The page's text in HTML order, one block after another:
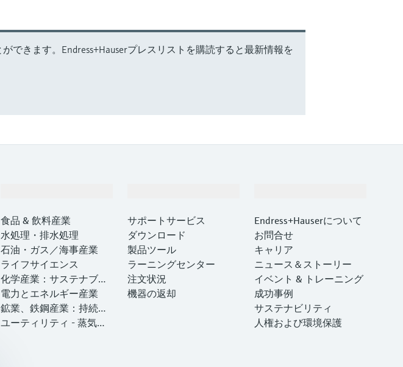
きます。Endress+Hauserプレスリストを購読すると最新情報を
食品 & 飲料産業
水処理・排水処理
石油・ガス／海事産業
ライフサイエンス
化学産業：サステナブル
な成功のパートナー
電力とエネルギー産業
鉱業、鉄鋼産業：持続可
能な未来を引き出す
ユーティリティ - 蒸気ソ
サポートサービス
ダウンロード
製品ツール
ラーニングセンター
注文状況
機器の返却
Endress+Hauserについて
お問合せ
キャリア
ニュース＆ストーリー
イベント & トレーニング
成功事例
サステナビリティ
人権および環境保護